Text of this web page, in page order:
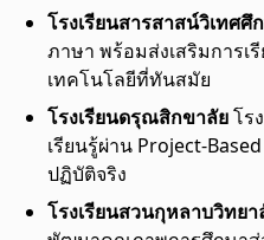
โรงเรียนสารสาสน์วิเทศศึ
ภาษา พร้อมส่งเสริมการเ
เทคโนโลยีที่ทันสมัย
โรงเรียนดรุณสิกขาลัยโร
เรียนรู้ผ่าน Project-
ปฏิบัติจริง
โรงเรียนสวนกุหลาบวิทย